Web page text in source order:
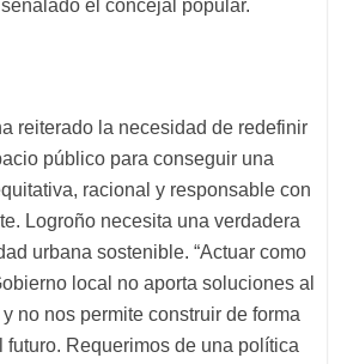
el concejal popular.
reiterado la necesidad de redefinir
público para conseguir una
racional y responsable con
Logroño necesita una verdadera
urbana sostenible. “Actuar como
local no aporta soluciones al
no nos permite construir de forma
futuro. Requerimos de una política